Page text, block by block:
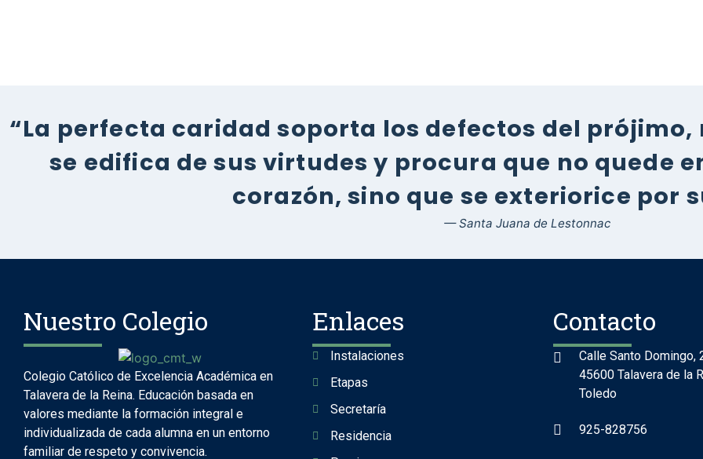
“La perfecta caridad soporta los defectos del prójimo,
se edifica de sus virtudes y procura que no quede
corazón, sino que se exteriorice por
— Santa Juana de Lestonnac
Nuestro Colegio
Colegio Católico de Excelencia Académica en
Talavera de la Reina. Educación basada en
valores mediante la formación integral e
individualizada de cada alumna en un entorno
familiar de respeto y convivencia.
Enlaces
Instalaciones
Etapas
Secretaría
Residencia
Contacto
Calle Santo Domingo,
45600 Talavera de la
Toledo
925-828756